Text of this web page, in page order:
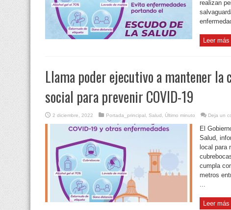
realizan
Leer
Llama poder ejecutivo a mantener la
social para prevenir COVID-19
2 diciembre, 2022 Portada_principal Salud Último minuto Deja un
El
Salud,
local para
cumpla
metros
Leer